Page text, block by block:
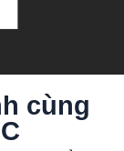
cùng